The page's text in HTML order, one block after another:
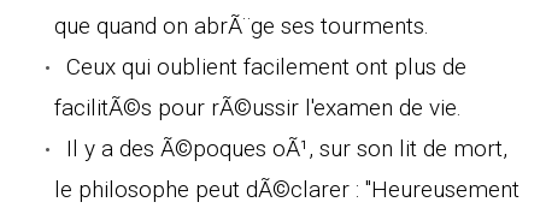
que quand on abrÃ¨ge ses tourments.
Ceux qui oublient facilement ont plus de
facilitÃ©s pour rÃ©ussir l'examen de vie.
Il y a des Ã©poques oÃ¹, sur son lit de mort,
le philosophe peut dÃ©clarer : "Heureusement